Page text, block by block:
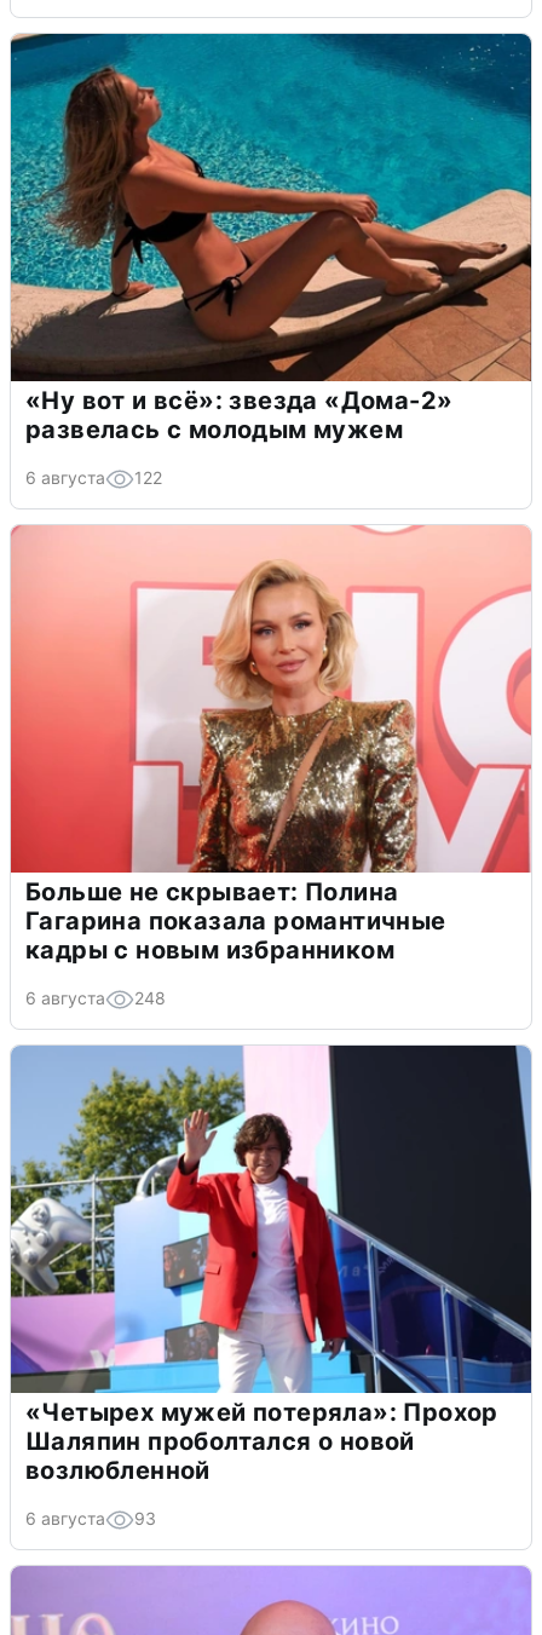
«Ну вот и всё»: звезда «Дома-2»
развелась с молодым мужем
6 августа 122
Больше не скрывает: Полина
Гагарина показала романтичные
кадры с новым избранником
6 августа 248
«Четырех мужей потеряла»: Прохор
Шаляпин проболтался о новой
возлюбленной
6 августа 93